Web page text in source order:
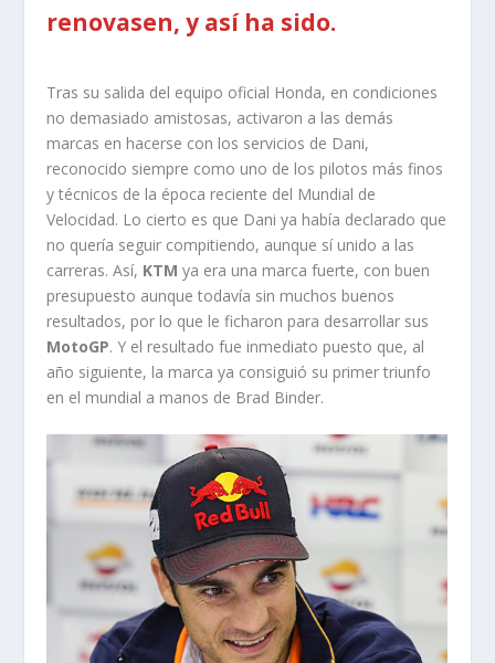
renovasen, y así ha sido.
Tras su salida del equipo oficial Honda, en condiciones
no demasiado amistosas, activaron a las demás
marcas en hacerse con los servicios de Dani,
reconocido siempre como uno de los pilotos más finos
y técnicos de la época reciente del Mundial de
Velocidad. Lo cierto es que Dani ya había declarado que
no quería seguir compitiendo, aunque sí unido a las
carreras. Así, KTMya era una marca fuerte, con buen
presupuesto aunque todavía sin muchos buenos
resultados, por lo que le ficharon para desarrollar sus
MotoGP. Y el resultado fue inmediato puesto que, al
año siguiente, la marca ya consiguió su primer triunfo
en el mundial a manos de Brad Binder.